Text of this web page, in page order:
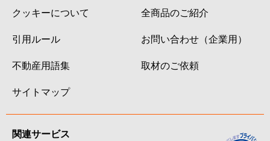
クッキーについて
引用ルール
不動産用語集
サイトマップ
全商品のご紹介
お問い合わせ（企業用）
取材のご依頼
関連サービス